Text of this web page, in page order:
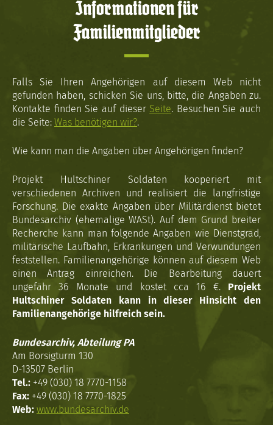
Informationen für
Familienmitglieder
Falls Sie Ihren Angehörigen auf diesem Web nicht
gefunden haben, schicken Sie uns, bitte, die Angaben zu.
Kontakte finden Sie auf dieser Seite. Besuchen Sie auch
die Seite: Was benötigen wir?.
Wie kann man die Angaben über Angehörigen finden?
Projekt Hultschiner Soldaten kooperiert mit
verschiedenen Archiven und realisiert die langfristige
Forschung. Die exakte Angaben über Militärdienst bietet
Bundesarchiv (ehemalige WASt). Auf dem Grund breiter
Recherche kann man folgende Angaben wie Dienstgrad,
militärische Laufbahn, Erkrankungen und Verwundungen
feststellen. Familienangehörige können auf diesem Web
einen Antrag einreichen. Die Bearbeitung dauert
ungefähr 36 Monate und kostet cca 16 €. Projekt
Hultschiner Soldaten kann in dieser Hinsicht den
Familienangehörige hilfreich sein.
Bundesarchiv, Abteilung PA
Am Borsigturm 130
D-13507 Berlin
Tel.: +49 (030) 18 7770-1158
Fax: +49 (030) 18 7770-1825
Web: www.bundesarchiv.de